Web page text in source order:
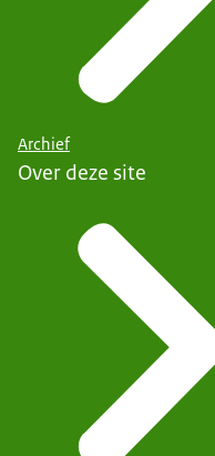
Archief
Over deze site